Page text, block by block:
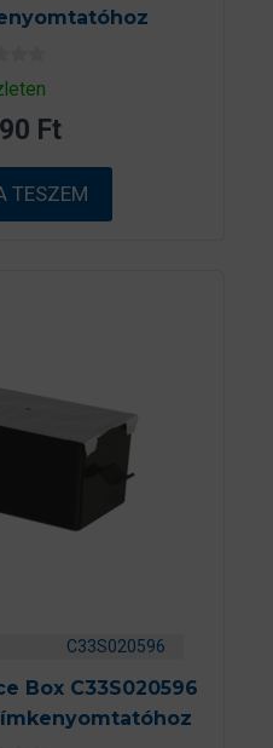
Ft
TESZEM
C33S020596
Box C33S020596